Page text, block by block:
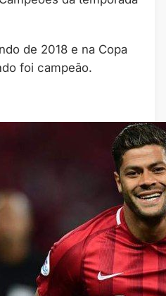
de 2018 e na Copa
foi campeão.